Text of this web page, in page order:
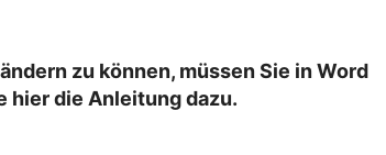
zu können, müssen Sie in Word
hier die Anleitung dazu.